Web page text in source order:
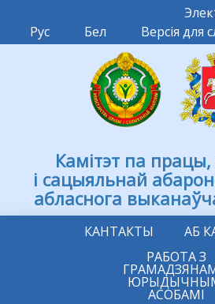
Рус
Бел Версія для
Камітэт па працы,
і сацыяльнай
абласнога
КАНТАКТЫ
АБ
РАБОТА З
АСОБАМІ